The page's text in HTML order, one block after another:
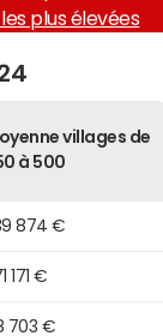
plus élevées
villages de
à 500
874 €
171 €
703 €